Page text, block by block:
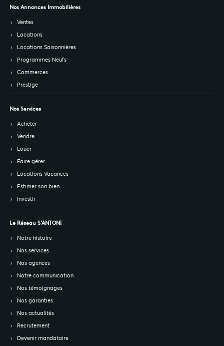
Nos Annonces Immobilières
Ventes
Locations
Locations Saisonnières
Programmes Neufs
Commerces
Prestige
Nos Services
Acheter
Vendre
Louer
Faire gérer
Locations Vacances
Estimer son bien
Investir
Le Réseau S’ANTONI
Notre histoire
Nos services
Nos agences
Notre communication
Nos témoignages
Nos garanties
Nos actualités
Recrutement
Devenir mandataire